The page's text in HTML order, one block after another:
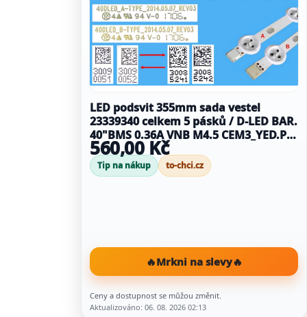
LED podsvit 355mm sada vestel
23339340 celkem 5 pásků / D-LED BAR.
40"BMS 0.36A VNB M4.5 CEM3_YED.PA
/ 30090051 + 30090052 / 4A + 1B
560,00 Kč
Tip na nákup to-chci.cz
🔥Mrkni na slevy🔥
Ceny a dostupnost se můžou změnit.
Aktualizováno: 06. 08. 2026 02:13